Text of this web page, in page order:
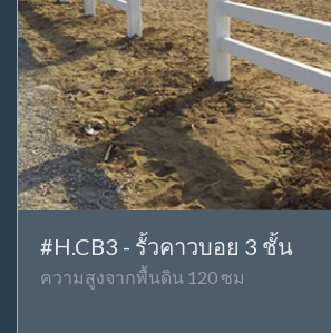
#H.CB3 - รั้วคาวบอย 3 ชั้น
ความสูงจากพื้นดิน 120 ซม